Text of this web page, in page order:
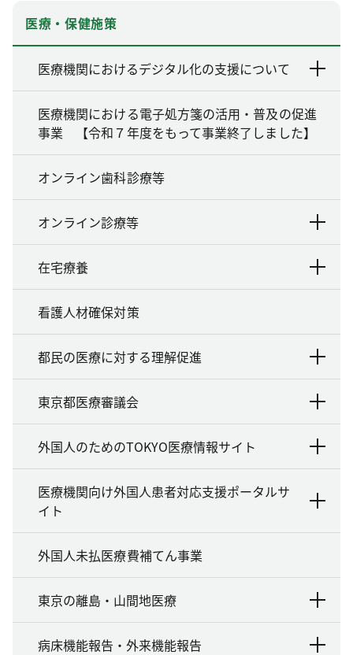
医療・保健施策
医療機関におけるデジタル化の支援について
医療機関における電子処方箋の活用・普及の促進
事業 【令和７年度をもって事業終了しました】
オンライン歯科診療等
オンライン診療等
在宅療養
看護人材確保対策
都民の医療に対する理解促進
東京都医療審議会
外国人のためのTOKYO医療情報サイト
医療機関向け外国人患者対応支援ポータルサ
イト
外国人未払医療費補てん事業
東京の離島・山間地医療
病床機能報告・外来機能報告